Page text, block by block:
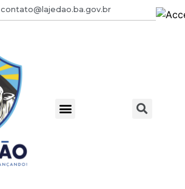
contato@lajedao.ba.gov.br